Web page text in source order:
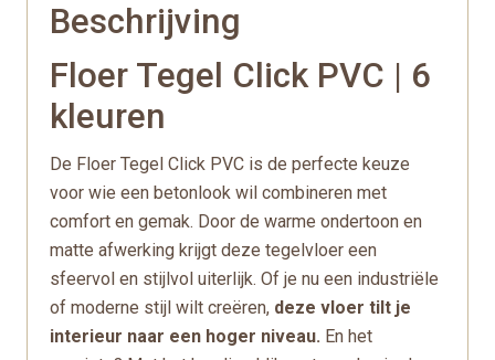
Beschrijving
Floer Tegel Click PVC | 6
kleuren
De Floer Tegel Click PVC is de perfecte keuze
voor wie een betonlook wil combineren met
comfort en gemak. Door de warme ondertoon en
matte afwerking krijgt deze tegelvloer een
sfeervol en stijlvol uiterlijk. Of je nu een industriële
of moderne stijl wilt creëren, deze vloer tilt je
interieur naar een hoger niveau. En het